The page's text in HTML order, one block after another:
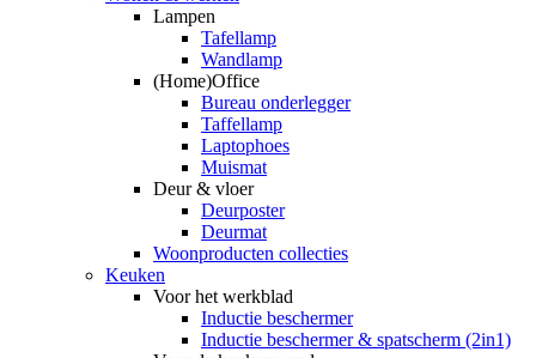
Lampen
Tafellamp
Wandlamp
(Home)Office
Bureau onderlegger
Taffellamp
Laptophoes
Muismat
Deur & vloer
Deurposter
Deurmat
Woonproducten collecties
Keuken
Voor het werkblad
Inductie beschermer
Inductie beschermer & spatscherm (2in1)